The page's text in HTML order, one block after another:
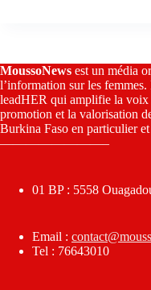
MoussoNews est un média
l’information sur les
leadHER qui amplifie la voix
promotion et la valorisation
Burkina Faso en particulier
————————–
01 BP : 5558
Email :
Tel : 76643010